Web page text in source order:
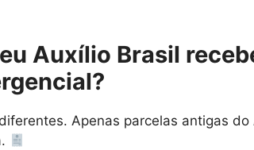
Auxílio Brasil
Apenas parcelas antigas